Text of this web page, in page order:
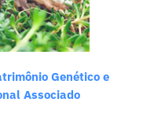
Genético e
Associado